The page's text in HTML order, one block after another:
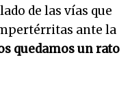
de las vías que
ante la
quedamos un rato